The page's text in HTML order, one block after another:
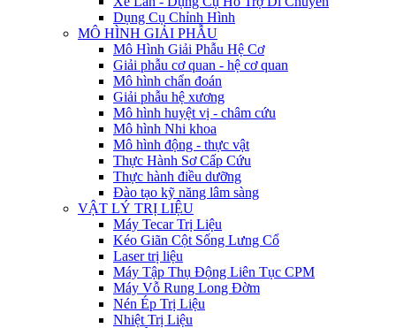
Dụng Cụ Chỉnh Hình
MÔ HÌNH GIẢI PHẪU
Mô Hình Giải Phẫu Hệ Cơ
Giải phẫu cơ quan - hệ cơ quan
Mô hình chẩn đoán
Giải phẫu hệ xương
Mô hình huyệt vị - châm cứu
Mô hình Nhi khoa
Mô hình động - thực vật
Thực Hành Sơ Cấp Cứu
Thực hành điều dưỡng
Đào tạo kỹ năng lâm sàng
VẬT LÝ TRỊ LIỆU
Máy Tecar Trị Liệu
Kéo Giãn Cột Sống Lưng Cổ
Laser trị liệu
Máy Tập Thụ Động Liên Tục CPM
Máy Vỗ Rung Long Đờm
Nén Ép Trị Liệu
Nhiệt Trị Liệu